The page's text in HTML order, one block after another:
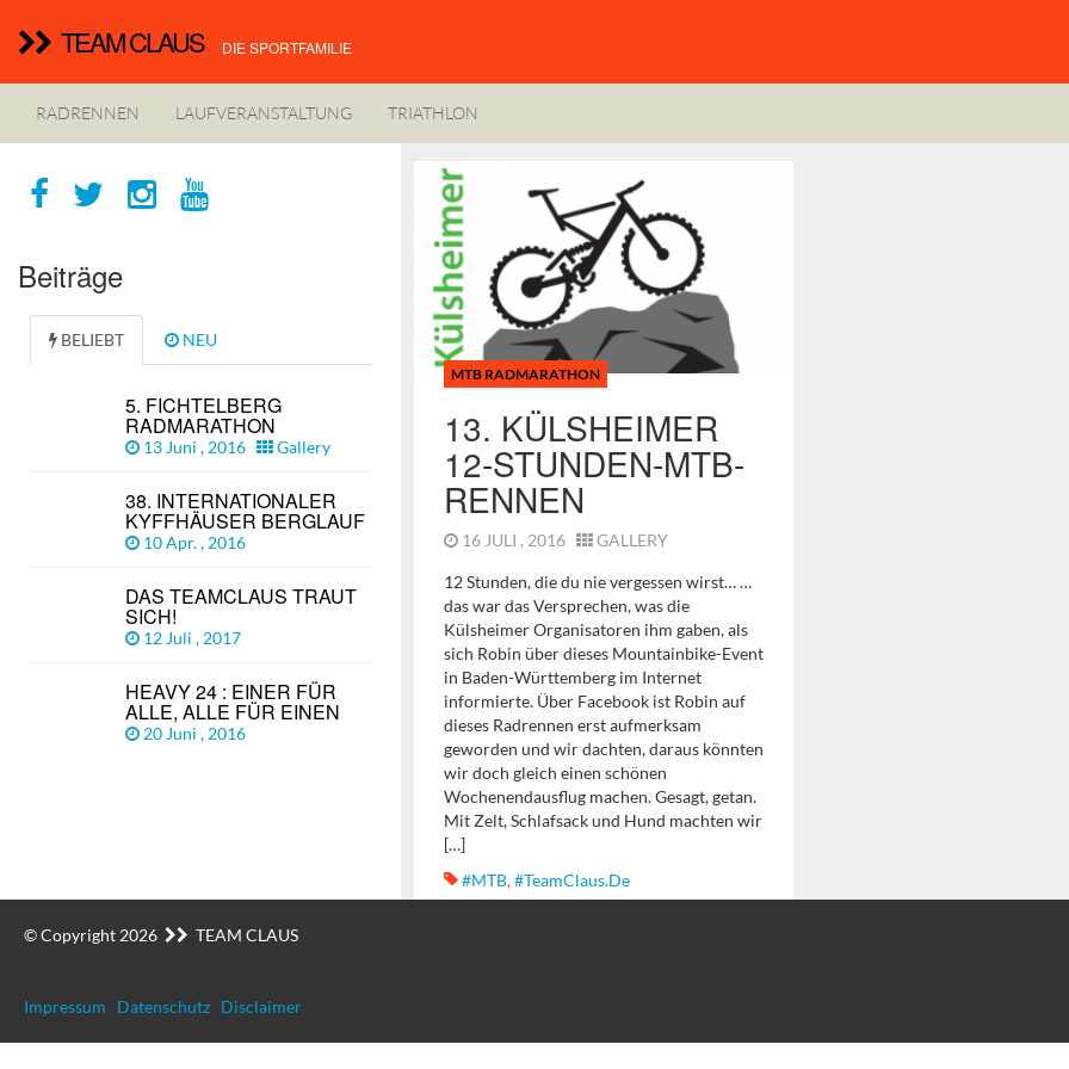
TEAM CLAUS DIE SPORTFAMILIE
RADRENNEN LAUFVERANSTALTUNG TRIATHLON
MTB RADMARATHON
13. KÜLSHEIMER
12-STUNDEN-MTB-
RENNEN
16 JULI , 2016 GALLERY
12 Stunden, die du nie vergessen wirst… …
das war das Versprechen, was die
Külsheimer Organisatoren ihm gaben, als
sich Robin über dieses Mountainbike-Event
in Baden-Württemberg im Internet
informierte. Über Facebook ist Robin auf
dieses Radrennen erst aufmerksam
geworden und wir dachten, daraus könnten
wir doch gleich einen schönen
Wochenendausflug machen. Gesagt, getan.
Mit Zelt, Schlafsack und Hund machten wir
[…]
#MTB,#TeamClaus.de
Beiträge
BELIEBT NEU
5. FICHTELBERG
RADMARATHON
13 Juni , 2016 Gallery
38. INTERNATIONALER
KYFFHÄUSER BERGLAUF
10 Apr. , 2016
DAS TEAMCLAUS TRAUT
SICH!
12 Juli , 2017
HEAVY 24 : EINER FÜR
ALLE, ALLE FÜR EINEN
20 Juni , 2016
© Copyright 2026 TEAM CLAUS
Impressum Datenschutz Disclaimer